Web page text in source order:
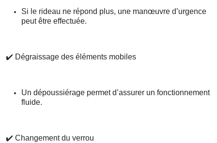
Si le rideau ne répond plus, une manœuvre d’urgence
peut être effectuée.
✔️ Dégraissage des éléments mobiles
Un dépoussiérage permet d’assurer un fonctionnement
fluide.
✔️ Changement du verrou